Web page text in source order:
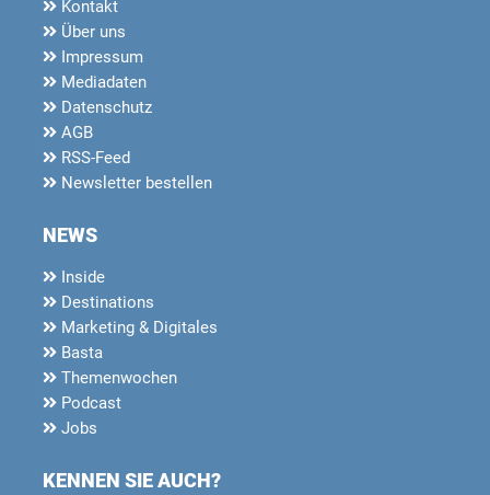
Kontakt
Über uns
Impressum
Mediadaten
Datenschutz
AGB
RSS-Feed
Newsletter bestellen
NEWS
Inside
Destinations
Marketing & Digitales
Basta
Themenwochen
Podcast
Jobs
KENNEN SIE AUCH?